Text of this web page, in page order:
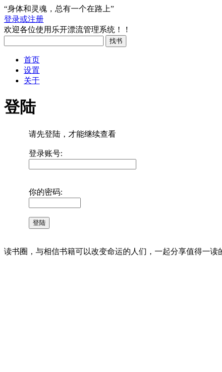
“身体和灵魂，总有一个在路上”
登录或注册
欢迎各位使用乐开漂流管理系统！！
首页
设置
关于
登陆
请先登陆，才能继续查看
登录账号:
你的密码:
读书圈，与相信书籍可以改变命运的人们，一起分享值得一读